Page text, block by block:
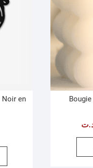
Noir en